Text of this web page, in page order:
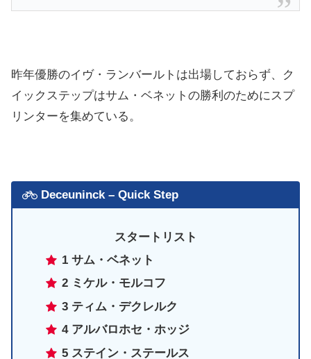
昨年優勝のイヴ・ランバールトは出場しておらず、ク
イックステップはサム・ベネットの勝利のためにスプ
リンターを集めている。
Deceuninck – Quick Step
スタートリスト
1 サム・ベネット
2 ミケル・モルコフ
3 ティム・デクレルク
4 アルバロホセ・ホッジ
5 ステイン・ステールス